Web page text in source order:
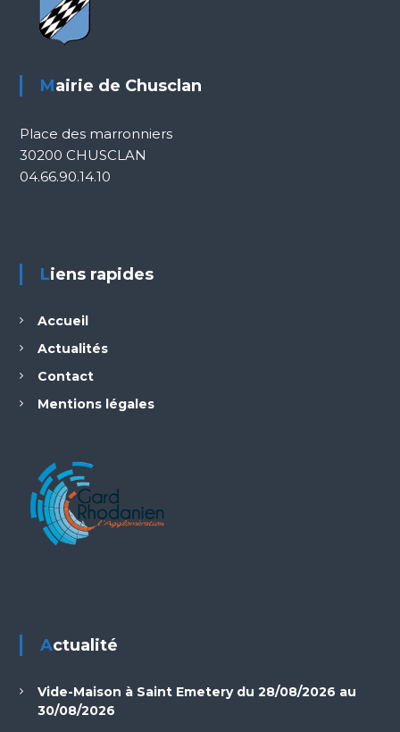
Mairie de Chusclan
Place des marronniers
30200 CHUSCLAN
04.66.90.14.10
Liens rapides
Accueil
Actualités
Contact
Mentions légales
Actualité
Vide-Maison à Saint Emetery du 28/08/2026 au
30/08/2026